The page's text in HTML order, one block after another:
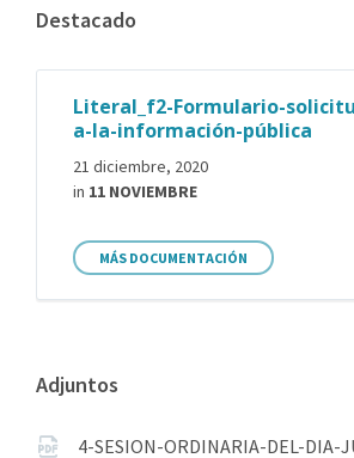
Destacado
Literal_f2-Formulario-
a-la-información-pública
21 diciembre, 2020
in 11 NOVIEMBRE
MÁS DOCUMENTACIÓN
Adjuntos
4-SESION-ORDINARIA-DEL-DIA-